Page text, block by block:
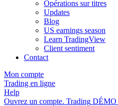
Opérations sur titres
Updates
Blog
US earnings season
Learn TradingView
Client sentiment
Contact
Mon compte
Trading en ligne
Help
Ouvrez un compte. Trading DÉMO